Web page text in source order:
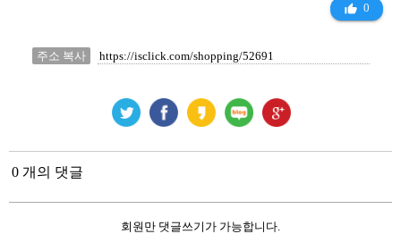
thumb_up_alt 0
주소 복사
0 개의 댓글
회원만 댓글쓰기가 가능합니다.